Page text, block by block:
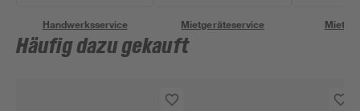
Handwerksservice Mietgeräteservice
Häufig dazu gekauft